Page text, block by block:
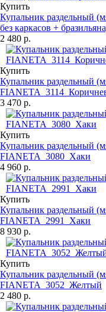
Купить
Купальник раздельный
без каркасов +
2 480 р.
Купить
Купальник раздельный
3 470 р.
Купить
Купальник раздельный
FIANETA_3080_Хаки
4 960 р.
Купить
Купальник раздельный
FIANETA_2991_Хаки
8 930 р.
Купить
Купальник раздельный
FIANETA_3052_Желтый
2 480 р.